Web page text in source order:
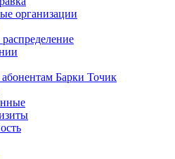
организации
Барки Точик